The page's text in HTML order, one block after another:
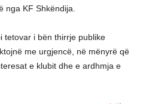
nga KF Shkëndija.
tetovar i bën thirrje publike
me urgjencë, në mënyrë që
e klubit dhe e ardhmja e